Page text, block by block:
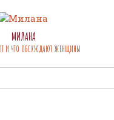
МИЛАНА
И ЧТО ОБСУЖДАЮТ ЖЕНЩИНЫ